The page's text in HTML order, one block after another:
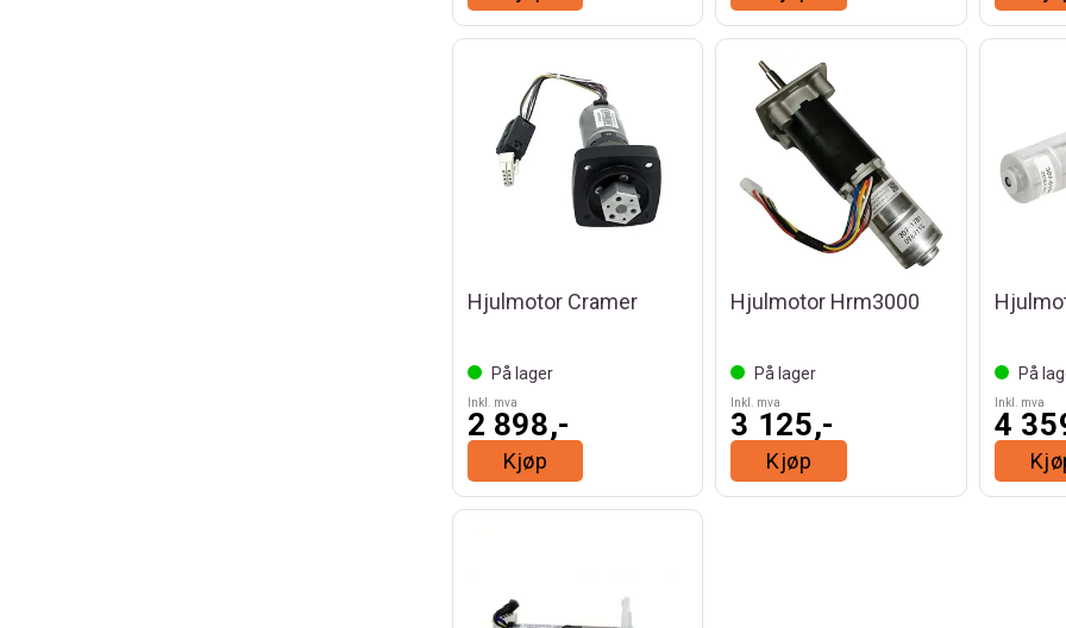
Hjulmotor Cramer
På lager
Inkl. mva
2 898,-
Kjøp
Hjulmotor Hrm3000
På lager
Inkl. mva
3 125,-
Kjøp
På
Inkl. mva
4